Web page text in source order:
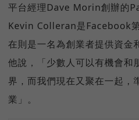
平台經理Dave Morin創辦的
Kevin Colleran是Facebook
在則是一名為創業者提供資金
他說，「少數人可以有機會和
界，而我們現在又聚在一起，
業」。